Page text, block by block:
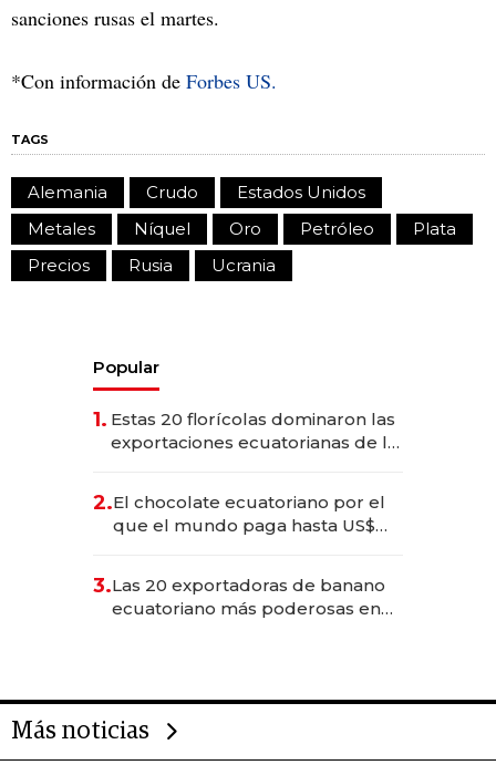
sanciones rusas el martes.
*Con información de Forbes US.
TAGS
Alemania Crudo
Estados Unidos
Metales
Níquel Oro Petróleo
Plata
Precios
Rusia Ucrania
Popular
1. Estas 20 florícolas dominaron las
exportaciones ecuatorianas de la
2.El chocolate ecuatoriano por el
que el mundo paga hasta US$
3.Las 20 exportadoras de banano
ecuatoriano más poderosas en
Más noticias